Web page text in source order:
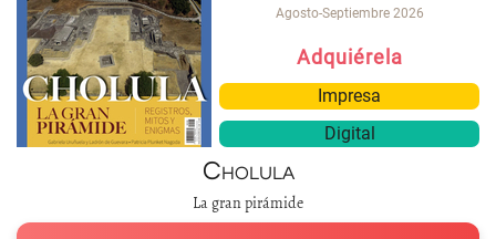
Agosto-Septiembre 2026
Adquiérela
Impresa
Digital
Cholula
La gran pirámide